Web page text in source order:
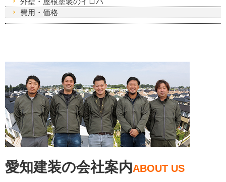
費用・価格
愛知建装の会社案内ABOUT US